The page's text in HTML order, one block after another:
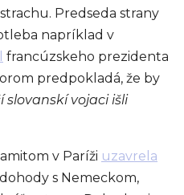
Predseda strany
napríklad v
francúzskeho prezidenta
predpokladá, že by
slovanskí vojaci išli
v Paríži uzavrela
s Nemeckom,